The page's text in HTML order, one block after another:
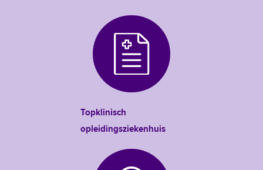
Topklinisch
opleidingsziekenhuis